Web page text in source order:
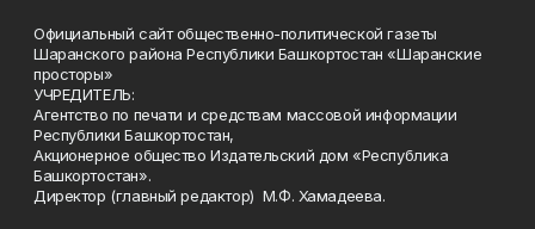
Официальный сайт общественно-политической газеты
Шаранского района Республики Башкортостан «Шаранские
просторы»
УЧРЕДИТЕЛЬ:
Агентство по печати и средствам массовой информации
Республики Башкортостан,
Акционерное общество Издательский дом «Республика
Башкортостан».
Директор (главный редактор) М.Ф. Хамадеева.